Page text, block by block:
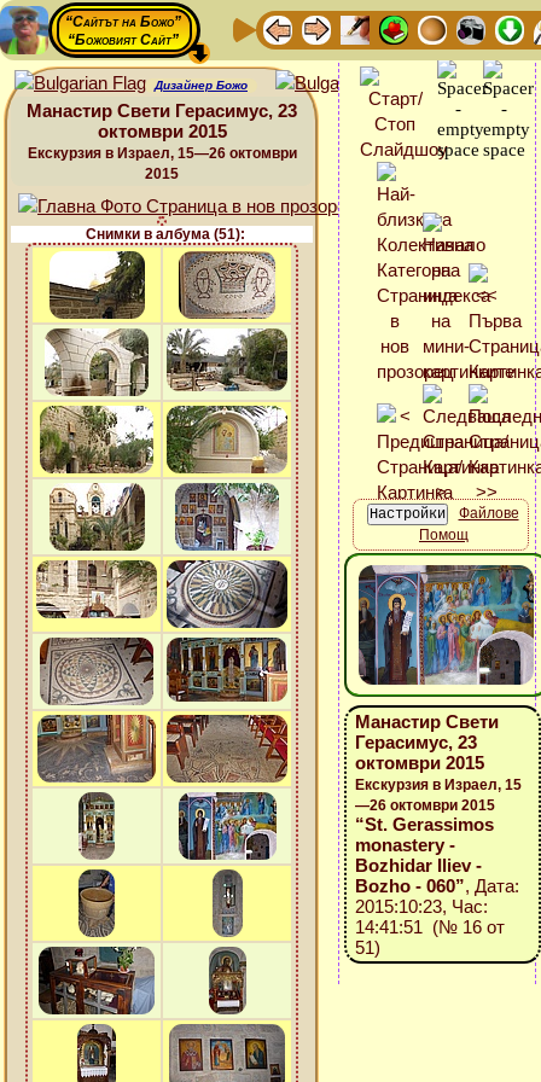
“Сайтът на Божо”
“Божовият Сайт”
Дизайнер Божо
Манастир Свети Герасимус, 23
октомври 2015
Екскурзия в Израел, 15—26 октомври
2015
Снимки в албума (51):
Файлове
Помощ
Манастир Свети
Герасимус, 23
октомври 2015
Екскурзия в Израел, 15
—26 октомври 2015
“St. Gerassimos
monastery -
Bozhidar Iliev -
Bozho - 060”, Дата:
2015:10:23, Час:
14:41:51 (№ 16 от
51)